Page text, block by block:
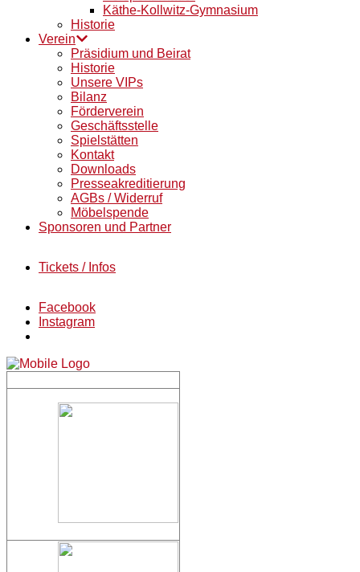
Käthe-Kollwitz-Gymnasium
Historie
Verein
Präsidium und Beirat
Historie
Unsere VIPs
Bilanz
Förderverein
Geschäftsstelle
Spielstätten
Kontakt
Downloads
Presseakreditierung
AGBs / Widerruf
Möbelspende
Sponsoren und Partner
Tickets / Infos
Facebook
Instagram